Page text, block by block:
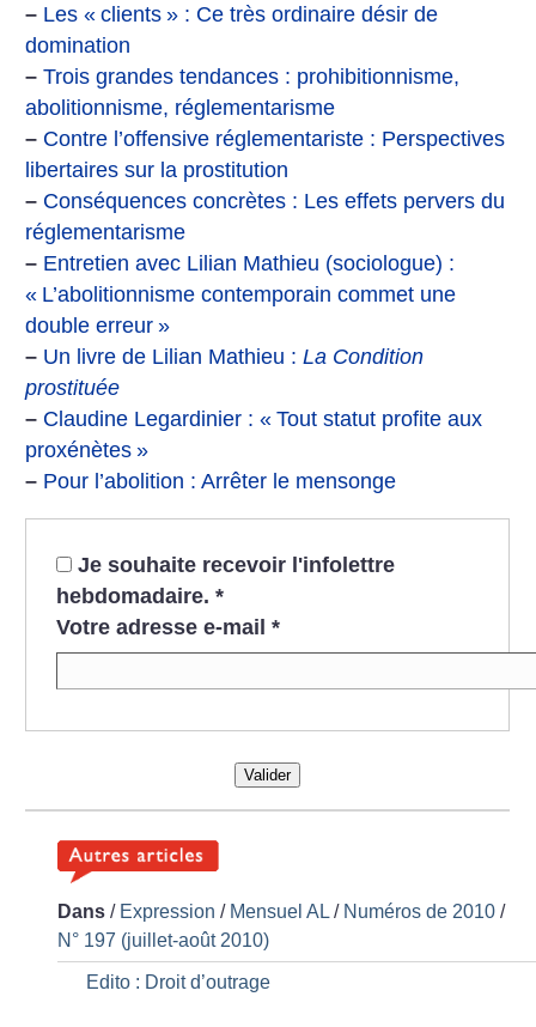
– Les « clients » : Ce très ordinaire désir de
domination
– Trois grandes tendances : prohibitionnisme,
abolitionnisme, réglementarisme
– Contre l’offensive réglementariste : Perspectives
libertaires sur la prostitution
– Conséquences concrètes : Les effets pervers du
réglementarisme
– Entretien avec Lilian Mathieu (sociologue) :
« L’abolitionnisme contemporain commet une
double erreur »
– Un livre de Lilian Mathieu :La Condition
prostituée
– Claudine Legardinier : « Tout statut profite aux
proxénètes »
– Pour l’abolition : Arrêter le mensonge
Je souhaite recevoir l'infolettre
hebdomadaire. *
Votre adresse e-mail *
Valider
Dans / Expression / Mensuel AL / Numéros de 2010 /
N° 197 (juillet-août 2010)
Edito : Droit d’outrage